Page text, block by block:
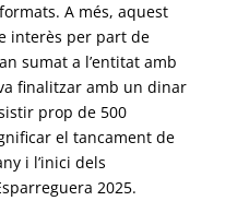
A més, aquest
interès per part de
sumat a l’entitat amb
finalitzar amb un dinar
prop de 500
el tancament de
i l’inici dels
2025.